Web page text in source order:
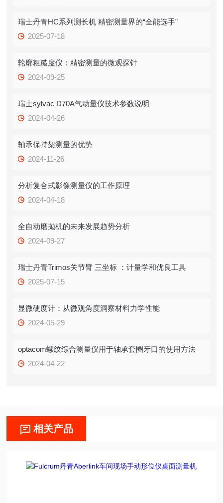
瑞士丹青HC系列测长机 精密测量界的“全能选手”
2025-07-18
轮廓粗糙度仪：精密测量的微观探针
2024-09-25
瑞士sylvac D70A气动量仪技术参数说明
2024-04-26
轴承保持架测量的优势
2024-11-26
分析复合式影像测量仪的工作原理
2024-04-18
全自动磨抛机的未来发展趋势分析
2024-09-27
瑞士丹青Trimos关节臂 三坐标 ：计量学和优良工具
2025-07-15
显微硬度计：从微观角度洞察材料力学性能
2024-05-29
optacom螺纹综合测量仪用于轴承套圈牙口的使用方法
2024-04-22
相关产品